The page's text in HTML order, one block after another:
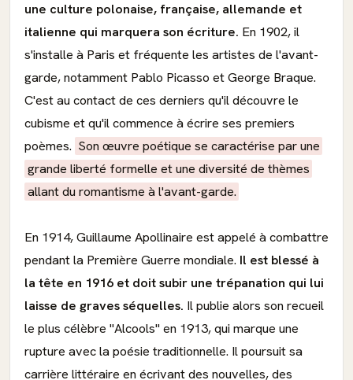
une culture polonaise, française, allemande et
italienne qui marquera son écriture. En 1902, il
s'installe à Paris et fréquente les artistes de l'avant-
garde, notamment Pablo Picasso et George Braque.
C'est au contact de ces derniers qu'il découvre le
cubisme et qu'il commence à écrire ses premiers
poèmes. Son œuvre poétique se caractérise par une
grande liberté formelle et une diversité de thèmes
allant du romantisme à l'avant-garde.
En 1914, Guillaume Apollinaire est appelé à combattre
pendant la Première Guerre mondiale. Il est blessé à
la tête en 1916 et doit subir une trépanation qui lui
laisse de graves séquelles. Il publie alors son recueil
le plus célèbre "Alcools" en 1913, qui marque une
rupture avec la poésie traditionnelle. Il poursuit sa
carrière littéraire en écrivant des nouvelles, des